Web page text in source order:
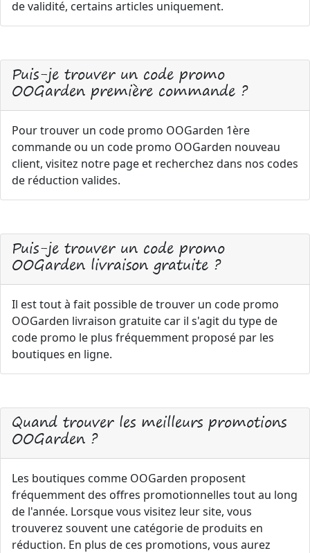
de validité, certains articles uniquement.
Puis-je trouver un code promo
OOGarden première commande ?
Pour trouver un code promo OOGarden 1ère
commande ou un code promo OOGarden nouveau
client, visitez notre page et recherchez dans nos codes
de réduction valides.
Puis-je trouver un code promo
OOGarden livraison gratuite ?
Il est tout à fait possible de trouver un code promo
OOGarden livraison gratuite car il s'agit du type de
code promo le plus fréquemment proposé par les
boutiques en ligne.
Quand trouver les meilleurs promotions
OOGarden ?
Les boutiques comme OOGarden proposent
fréquemment des offres promotionnelles tout au long
de l'année. Lorsque vous visitez leur site, vous
trouverez souvent une catégorie de produits en
réduction. En plus de ces promotions, vous aurez